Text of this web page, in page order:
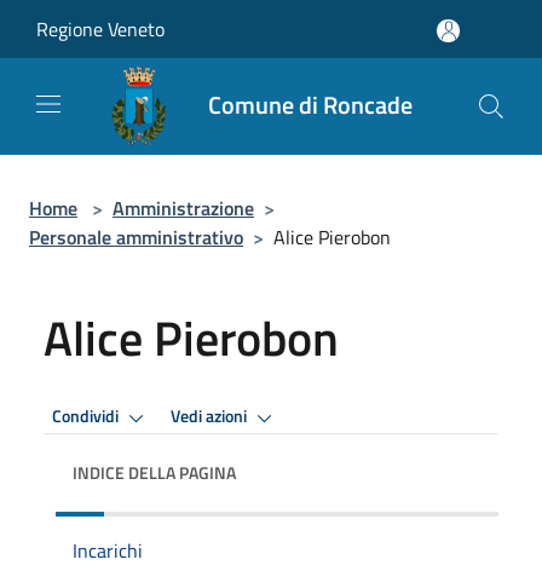
Regione Veneto
Comune di Roncade
Home > Amministrazione >
Personale amministrativo > Alice Pierobon
Alice Pierobon
Condividi Vedi azioni
INDICE DELLA PAGINA
Incarichi